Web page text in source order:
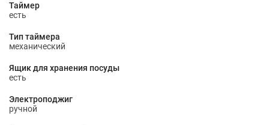
Таймер
есть
Тип таймера
механический
Ящик для хранения посуды
есть
Электроподжиг
ручной